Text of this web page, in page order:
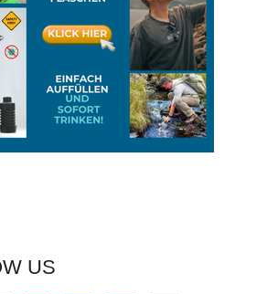
US